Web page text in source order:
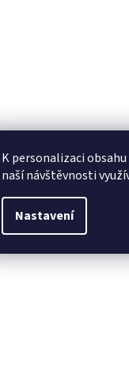
K personalizaci
naší návštěvnosti
Nastavení